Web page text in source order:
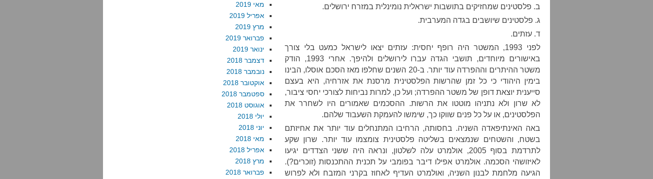
ב. פלסטינים שמחזיקים בתושבות ישראלית נומינלית במזרח ירושלים.
ג. פלסטינים שיושבים בגדה המערבית.
ד. עזתים.
לפני 1993, המשטר היה רופף יחסית: עזתים יצאו לישראל כמעט בלי צורך
באישורים מיוחדים, תושבי הגדה עברו לירושלים ולהיפך. אחרי 1993, הודק
משטר ההיתרים וההפרדה עוד יותר. ב-20 השנים שחלפו מאז הסכם אוסלו, הבינו
בימין היהודי כי כל זמן שהרשות הפלסטינית מרסנת את אזרחיה, היא בעצם
סייענית יוצאת דופן של משטר ההפרדה; ועל כן, למרות נביחות לצורכי יחסי ציבור,
לא שרון ולא נתניהו מוטטו את הרשות. ההסכמים שאמורים היו לשחרר את
הפלסטינים, או על כל פנים שווקו כך, שימשו להעמקת השעבוד שלהם.
באה האינתיפאדה השניה. בחסותה, הרחיבו המתנחלים עוד יותר את אחיזתם
בשטח, והשטחים שנמצאים בשליטה פלסטינית צומצמו עוד יותר. שרון שקע
לתרדמת בסוף 2005, אולמרט עלה לשלטון, ונראה היה ששני הצדדים יגיעו
לאיזושהי הסכמה. אולמרט אפילו דיבר בפומבי על תכנית ההתכנסות (זוכרים?).
הגיעה מלחמת לבנון השניה, ואולמרט העדיף לאחוז בקרני המזבח ולא לפרוש
מאי 2019
אפריל 2019
מרץ 2019
פברואר 2019
ינואר 2019
דצמבר 2018
נובמבר 2018
אוקטובר 2018
ספטמבר 2018
אוגוסט 2018
יולי 2018
יוני 2018
מאי 2018
אפריל 2018
מרץ 2018
פברואר 2018